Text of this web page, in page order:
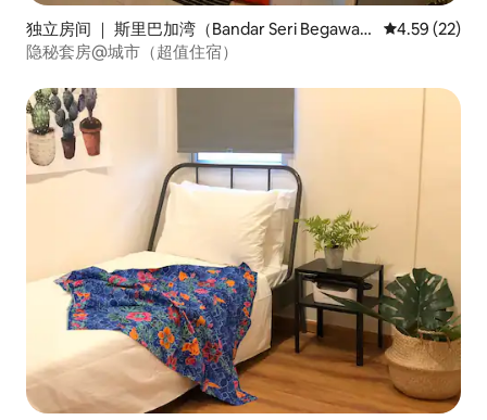
独立房间 ｜ 斯里巴加湾（Bandar Seri Begawa
n）
平均评分
4.59 (22)
隐秘套房@城市（超值住宿）